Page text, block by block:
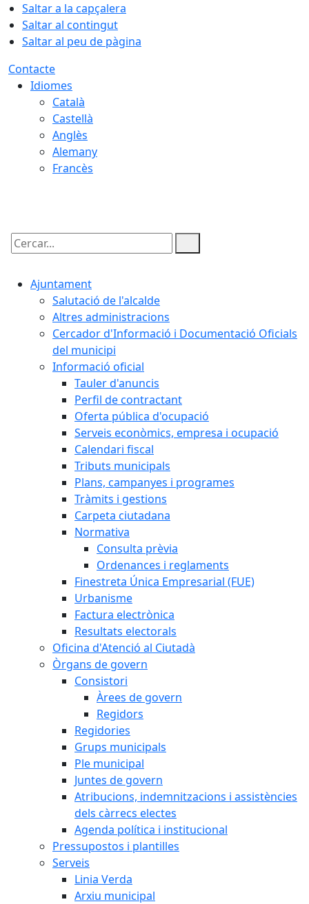
Saltar a la capçalera
Saltar al contingut
Saltar al peu de pàgina
Contacte
Idiomes
Català
Castellà
Anglès
Alemany
Francès
Cercar:
Ajuntament
Salutació de l'alcalde
Altres administracions
Cercador d'Informació i Documentació Oficials
del municipi
Informació oficial
Tauler d'anuncis
Perfil de contractant
Oferta pública d'ocupació
Serveis econòmics, empresa i ocupació
Calendari fiscal
Tributs municipals
Plans, campanyes i programes
Tràmits i gestions
Carpeta ciutadana
Normativa
Consulta prèvia
Ordenances i reglaments
Finestreta Única Empresarial (FUE)
Urbanisme
Factura electrònica
Resultats electorals
Oficina d'Atenció al Ciutadà
Òrgans de govern
Consistori
Àrees de govern
Regidors
Regidories
Grups municipals
Ple municipal
Juntes de govern
Atribucions, indemnitzacions i assistències
dels càrrecs electes
Agenda política i institucional
Pressupostos i plantilles
Serveis
Linia Verda
Arxiu municipal